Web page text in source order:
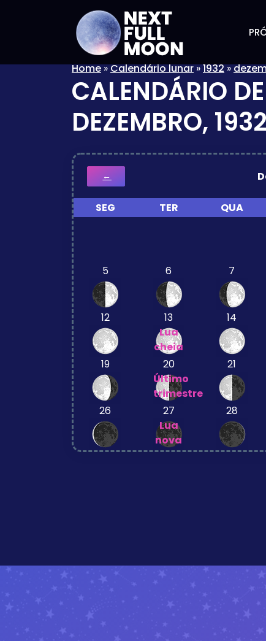
Home»Calendário lunar»1932»
CALENDÁRIO
DEZEMBRO, 1932
←
SEG TER QUA
5
6 7
12
13
Lua
cheia
14
19
20
Último
trimestre
21
26
27
Lua
nova
28